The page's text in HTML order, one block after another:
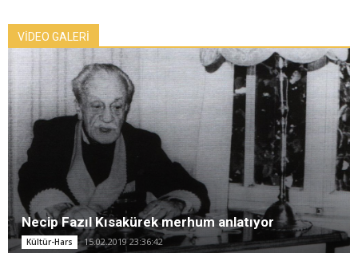
VİDEO GALERİ
Necip Fazıl Kısakürek merhum anlatıyor
Kültür-Hars 15.02.2019 23:36:42